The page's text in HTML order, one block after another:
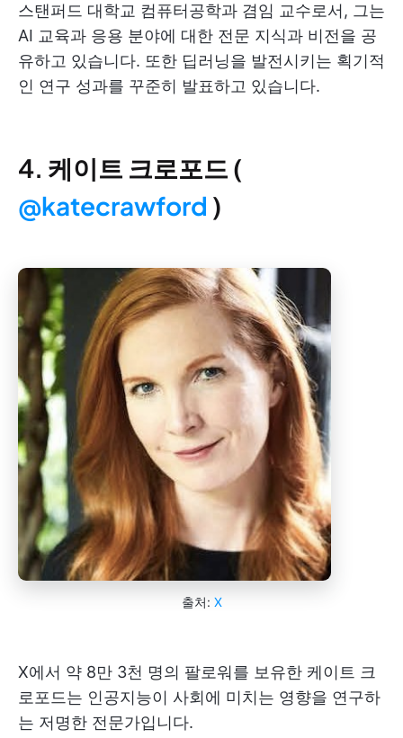
스탠퍼드 대학교 컴퓨터공학과 겸임 교수로서, 그는
AI 교육과 응용 분야에 대한 전문 지식과 비전을 공
유하고 있습니다. 또한 딥러닝을 발전시키는 획기적
인 연구 성과를 꾸준히 발표하고 있습니다.
4. 케이트 크로포드 (
@katecrawford )
출처: X
X에서 약 8만 3천 명의 팔로워를 보유한 케이트 크
로포드는 인공지능이 사회에 미치는 영향을 연구하
는 저명한 전문가입니다.